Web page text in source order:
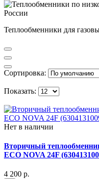
Теплообменники для
Сортировка:
Показать:
Нет в наличии
Вторичный
ECO NOVA 24F
4 200 р.